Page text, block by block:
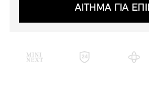
ΑΙΤΗΜΑ ΓΙΑ